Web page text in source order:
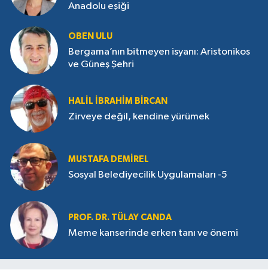
Anadolu eşiği
OBEN ULU
Bergama’nın bitmeyen isyanı: Aristonikos
ve Güneş Şehri
HALIL İBRAHIM BIRCAN
Zirveye değil, kendine yürümek
MUSTAFA DEMIREL
Sosyal Belediyecilik Uygulamaları -5
PROF. DR. TÜLAY CANDA
Meme kanserinde erken tanı ve önemi